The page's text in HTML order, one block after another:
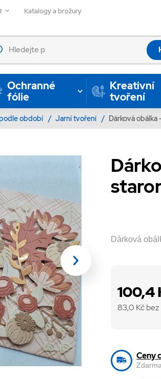
Katalogy a brožury
Ochranné
fólie
Kreativní
tvoření
období / Jarní tvoření / Dárková obálka
Dárková
100,4
83,0 Kč
Ceny